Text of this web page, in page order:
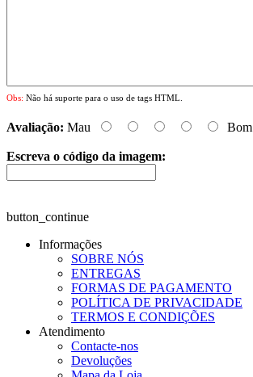
Obs: Não há suporte para o uso de tags HTML.
Avaliação: Mau Bom
Escreva o código da imagem:
button_continue
Informações
SOBRE NÓS
ENTREGAS
FORMAS DE PAGAMENTO
POLÍTICA DE PRIVACIDADE
TERMOS E CONDIÇÕES
Atendimento
Contacte-nos
Devoluções